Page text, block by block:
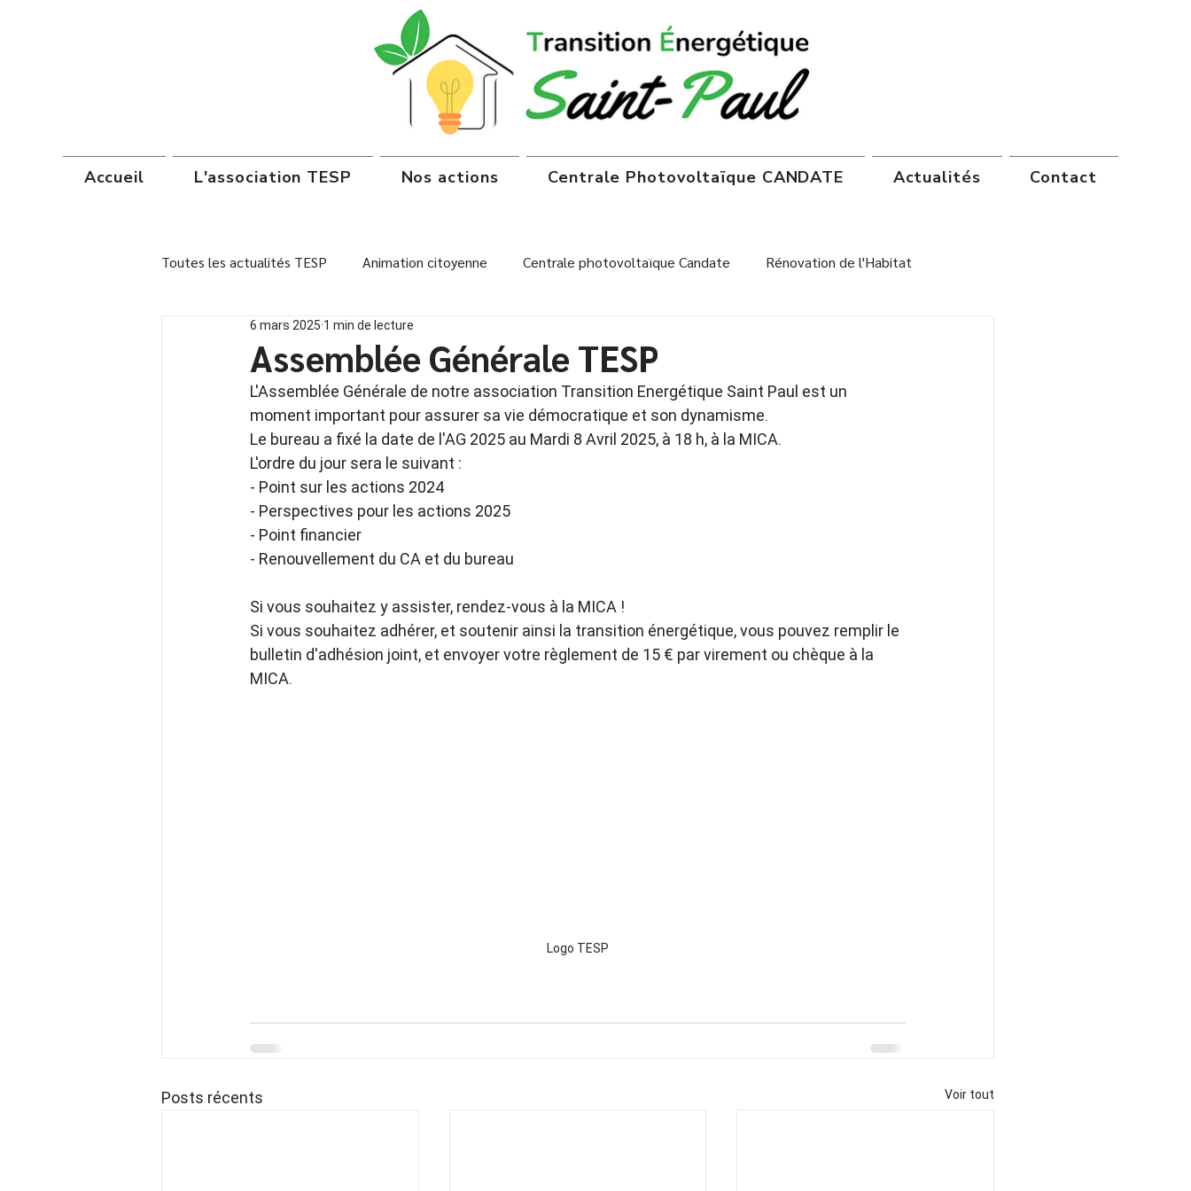
Accueil L'association TESP Nos actions Centrale Photovoltaïque CANDATE Actualités Contact
Toutes les actualités TESP Animation citoyenne Centrale photovoltaïque Candate Rénovation de l'Habitat
Institutions scolaires Autoconsommation
Assemblée Générale TESP
6 mars 2025 1 min de lecture
L'Assemblée Générale de notre association Transition Energétique Saint Paul est un
moment important pour assurer sa vie démocratique et son dynamisme.
Le bureau a fixé la date de l'AG 2025 au Mardi 8 Avril 2025, à 18 h, à la MICA.
L'ordre du jour sera le suivant :
- Point sur les actions 2024
- Perspectives pour les actions 2025
- Point financier
- Renouvellement du CA et du bureau
Si vous souhaitez y assister, rendez-vous à la MICA !
Si vous souhaitez adhérer, et soutenir ainsi la transition énergétique, vous pouvez remplir le
bulletin d'adhésion joint, et envoyer votre règlement de 15 € par virement ou chèque à la
MICA.
Logo TESP
Posts récents Voir tout